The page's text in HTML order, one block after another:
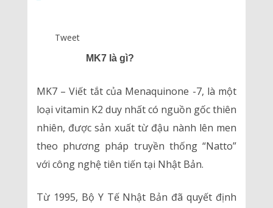
Tweet
MK7 là gì?
MK7 – Viết tắt của Menaquinone -7, là một
loại vitamin K2 duy nhất có nguồn gốc thiên
nhiên, được sản xuất từ đậu nành lên men
theo phương pháp truyền thống “Natto”
với công nghệ tiên tiến tại Nhật Bản.
Từ 1995, Bộ Y Tế Nhật Bản đã quyết định